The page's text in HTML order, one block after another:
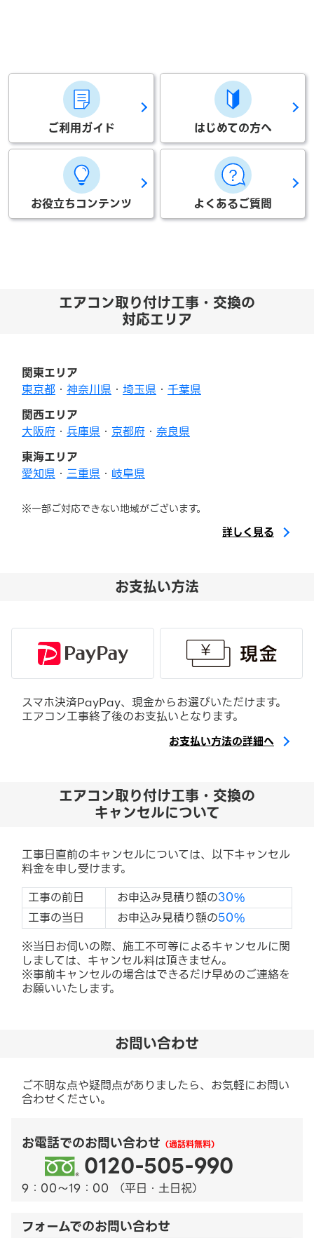
ご利用ガイド はじめての方へ
お役立ちコンテンツ よくあるご質問
エアコン取り付け工事・交換の
対応エリア
関東エリア
東京都 ・ 神奈川県 ・ 埼玉県 ・ 千葉県
関西エリア
大阪府 ・ 兵庫県 ・ 京都府 ・ 奈良県
東海エリア
愛知県 ・ 三重県 ・ 岐阜県
※一部ご対応できない地域がございます。
詳しく見る
お支払い方法
スマホ決済PayPay、現金からお選びいただけます。
エアコン工事終了後のお支払いとなります。
お支払い方法の詳細へ
エアコン取り付け工事・交換の
キャンセルについて
工事日直前のキャンセルについては、以下キャンセル
料金を申し受けます。
工事の前日
お申込み見積り額の30%
工事の当日
お申込み見積り額の50%
※当日お伺いの際、施工不可等によるキャンセルに関
しましては、キャンセル料は頂きません。
※事前キャンセルの場合はできるだけ早めのご連絡を
お願いいたします。
お問い合わせ
ご不明な点や疑問点がありましたら、お気軽にお問い
合わせください。
お電話でのお問い合わせ （通話料無料）
0120-505-990
9：00～19：00 （平日・土日祝）
フォームでのお問い合わせ